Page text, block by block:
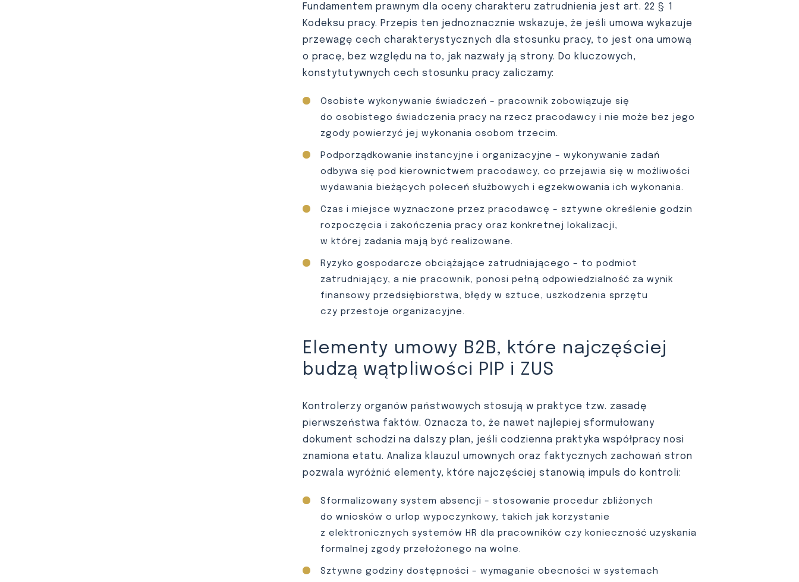
Fundamentem prawnym dla oceny charakteru zatrudnienia jest art. 22 § 1
Kodeksu pracy. Przepis ten jednoznacznie wskazuje, że jeśli umowa wykazuje
przewagę cech charakterystycznych dla stosunku pracy, to jest ona umową
o pracę, bez względu na to, jak nazwały ją strony. Do kluczowych,
konstytutywnych cech stosunku pracy zaliczamy:
Osobiste wykonywanie świadczeń – pracownik zobowiązuje się
do osobistego świadczenia pracy na rzecz pracodawcy i nie może bez jego
zgody powierzyć jej wykonania osobom trzecim.
Podporządkowanie instancyjne i organizacyjne – wykonywanie zadań
odbywa się pod kierownictwem pracodawcy, co przejawia się w możliwości
wydawania bieżących poleceń służbowych i egzekwowania ich wykonania.
Czas i miejsce wyznaczone przez pracodawcę – sztywne określenie godzin
rozpoczęcia i zakończenia pracy oraz konkretnej lokalizacji,
w której zadania mają być realizowane.
Ryzyko gospodarcze obciążające zatrudniającego – to podmiot
zatrudniający, a nie pracownik, ponosi pełną odpowiedzialność za wynik
finansowy przedsiębiorstwa, błędy w sztuce, uszkodzenia sprzętu
czy przestoje organizacyjne.
Elementy umowy B2B, które najczęściej
budzą wątpliwości PIP i ZUS
Kontrolerzy organów państwowych stosują w praktyce tzw. zasadę
pierwszeństwa faktów. Oznacza to, że nawet najlepiej sformułowany
dokument schodzi na dalszy plan, jeśli codzienna praktyka współpracy nosi
znamiona etatu. Analiza klauzul umownych oraz faktycznych zachowań stron
pozwala wyróżnić elementy, które najczęściej stanowią impuls do kontroli:
Sformalizowany system absencji – stosowanie procedur zbliżonych
do wniosków o urlop wypoczynkowy, takich jak korzystanie
z elektronicznych systemów HR dla pracowników czy konieczność uzyskania
formalnej zgody przełożonego na wolne.
Sztywne godziny dostępności – wymaganie obecności w systemach